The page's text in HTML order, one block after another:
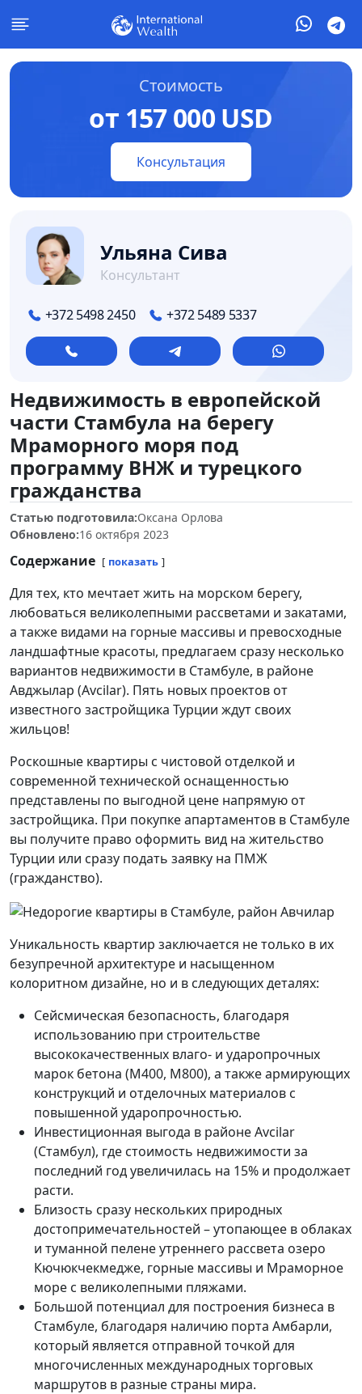
Стоимость
от 157 000 USD
Консультация
Ульяна Сива
Консультант
+372 5498 2450 +372 5489 5337
Недвижимость в европейской
части Стамбула на берегу
Мраморного моря под
программу ВНЖ и турецкого
гражданства
Статью подготовила:Оксана Орлова
Обновлено:16 октября 2023
Содержание показать
Для тех, кто мечтает жить на морском берегу,
любоваться великолепными рассветами и закатами,
а также видами на горные массивы и превосходные
ландшафтные красоты, предлагаем сразу несколько
вариантов недвижимости в Стамбуле, в районе
Авджылар (Avcilar). Пять новых проектов от
известного застройщика Турции ждут своих
жильцов!
Роскошные квартиры с чистовой отделкой и
современной технической оснащенностью
представлены по выгодной цене напрямую от
застройщика. При покупке апартаментов в Стамбуле
вы получите право оформить вид на жительство
Турции или сразу подать заявку на ПМЖ
(гражданство).
Уникальность квартир заключается не только в их
безупречной архитектуре и насыщенном
колоритном дизайне, но и в следующих деталях:
Сейсмическая безопасность, благодаря
использованию при строительстве
высококачественных влаго- и ударопрочных
марок бетона (М400, М800), а также армирующих
конструкций и отделочных материалов с
повышенной ударопрочностью.
Инвестиционная выгода в районе Avcilar
(Стамбул), где стоимость недвижимости за
последний год увеличилась на 15% и продолжает
расти.
Близость сразу нескольких природных
достопримечательностей – утопающее в облаках
и туманной пелене утреннего рассвета озеро
Кючюкчекмедже, горные массивы и Мраморное
море с великолепными пляжами.
Большой потенциал для построения бизнеса в
Стамбуле, благодаря наличию порта Амбарли,
который является отправной точкой для
многочисленных международных торговых
маршрутов в разные страны мира.